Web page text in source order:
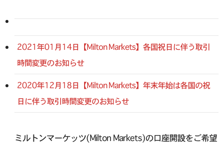
2021年01月14日【Milton Markets】各国祝日に伴う取引
時間変更のお知らせ
2020年12月18日【Milton Markets】年末年始は各国の祝
日に伴う取引時間変更のお知らせ
ミルトンマーケッツ(Milton Markets)の口座開設をご希望